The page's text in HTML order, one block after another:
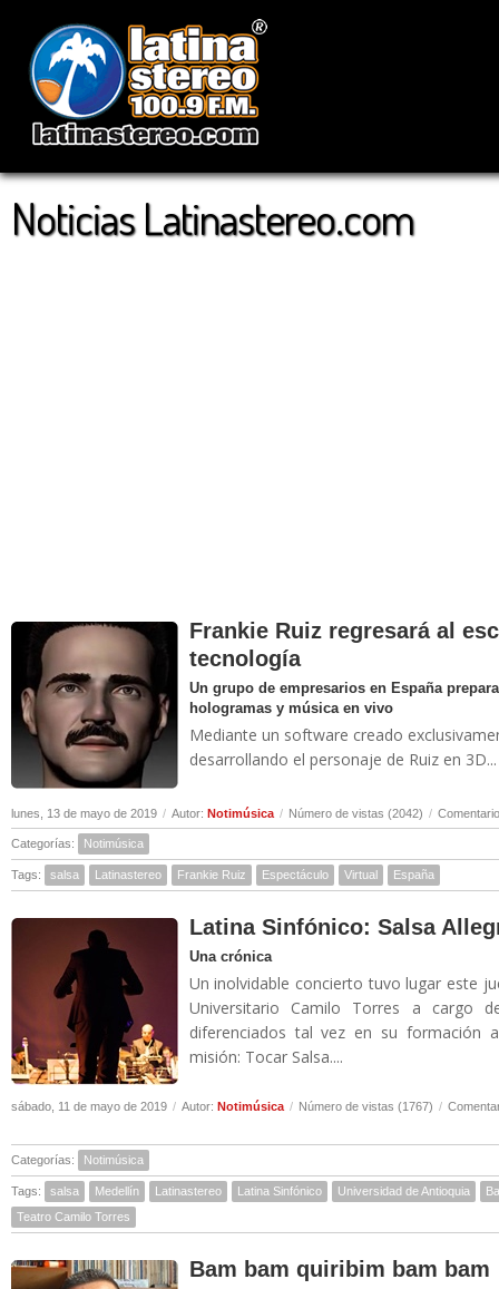
Noticias Latinastereo.com
Frankie Ruiz regresará al
tecnología
Un grupo de empresarios en España
hologramas y música en vivo
Mediante un software creado
desarrollando el personaje de Ruiz en 3D...
lunes, 13 de mayo de 2019 / Autor: Notimúsica / Número de vistas (2042) /
Categorías: Notimúsica
Tags: salsa Latinastereo Frankie Ruiz Espectáculo Virtual España
Latina Sinfónico: Salsa
Una crónica
Un inolvidable concierto tuvo lugar este
Universitario Camilo Torres a cargo
diferenciados tal vez en su formación
misión: Tocar Salsa....
sábado, 11 de mayo de 2019 / Autor: Notimúsica / Número de vistas (1767) /
Categorías: Notimúsica
Tags: salsa Medellín Latinastereo Latina Sinfónico Universidad de Antioquia
Teatro Camilo Torres
Bam bam quiribim bam bam